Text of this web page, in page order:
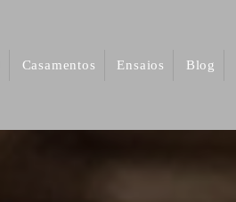
Casamentos Ensaios Blog